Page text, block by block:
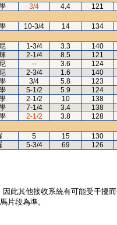
3/4 4.4 121
10-3/4 14 134
1-3/4 3.3 140
2-1/4 8.5 121
-- 3.6 124
2-3/4 1.6 140
3/4 5.8 123
5-1/2 5.9 124
2-1/2 10 138
7-1/4 3.4 138
2-1/2 3.8 128
5 15 130
5-3/4 69 126
此其他接收系統有可能受干擾
片段為準。